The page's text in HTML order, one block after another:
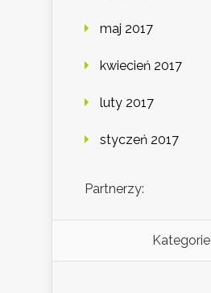
maj 2017
kwiecień 2017
luty 2017
styczeń 2017
Partnerzy:
Kategorie